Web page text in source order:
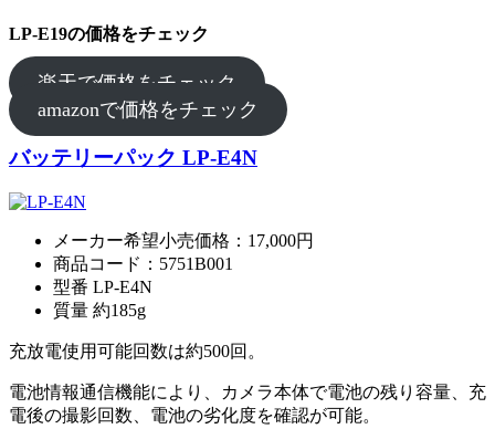
LP-E19の価格をチェック
楽天で価格をチェック
amazonで価格をチェック
バッテリーパック LP-E4N
メーカー希望小売価格：17,000円
商品コード：5751B001
型番 LP-E4N
質量 約185g
充放電使用可能回数は約500回。
電池情報通信機能により、カメラ本体で電池の残り容量、充
電後の撮影回数、電池の劣化度を確認が可能。